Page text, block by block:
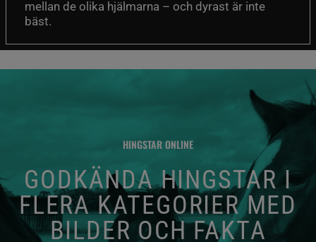
mellan de olika hjälmarna – och dyrast är inte
bäst.
HINGSTAR ONLINE
GODKÄNDA HINGSTAR I
FLERA KATEGORIER MED
BILDER OCH FAKTA